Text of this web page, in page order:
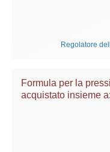
Regolatore
Formula per la
acquistato insieme a: